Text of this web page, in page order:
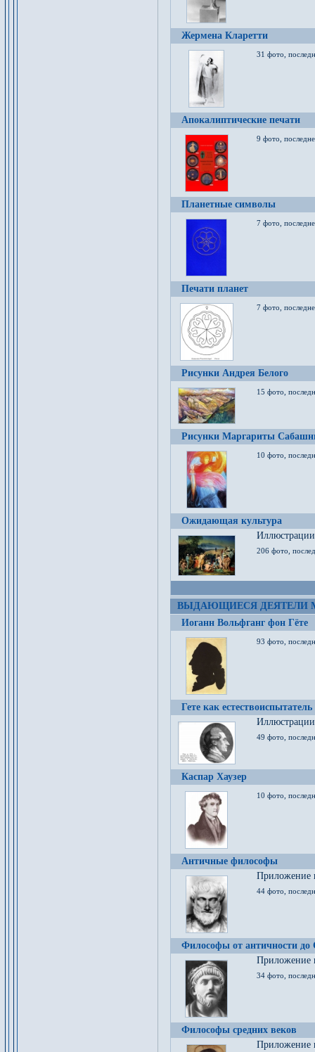
Жермена Кларетти
31 фото,
Апокалиптические печати
9 фото,
Планетные символы
7 фото,
Печати планет
7 фото,
Рисунки Андрея Белого
15 фото,
Рисунки Маргариты
10 фото,
Ожидающая культура
206 фото,
ВЫДАЮЩИЕСЯ ДЕЯТЕЛИ
Иоганн Вольфганг фон Гёте
93 фото,
Гете как естествоиспытатель
49 фото,
Каспар Хаузер
10 фото,
Античные философы
Приложение
44 фото,
Философы от античности до
Приложение
34 фото,
Философы средних веков
Приложение